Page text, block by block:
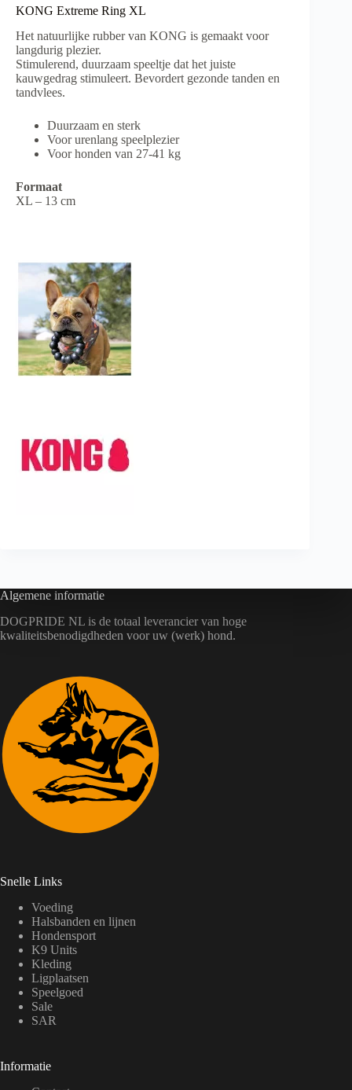
KONG Extreme Ring XL
Het natuurlijke rubber van KONG is gemaakt voor
langdurig plezier.
Stimulerend, duurzaam speeltje dat het juiste
kauwgedrag stimuleert. Bevordert gezonde tanden en
tandvlees.
Duurzaam en sterk
Voor urenlang speelplezier
Voor honden van 27-41 kg
Formaat
XL – 13 cm
Algemene informatie
DOGPRIDE NL is de totaal leverancier van hoge
kwaliteitsbenodigdheden voor uw (werk) hond.
Snelle Links
Voeding
Halsbanden en lijnen
Hondensport
K9 Units
Kleding
Ligplaatsen
Speelgoed
Sale
SAR
Informatie